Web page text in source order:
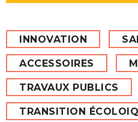
INNOVATION
ACCESSOIRES
TRAVAUX PUBLICS
TRANSITION